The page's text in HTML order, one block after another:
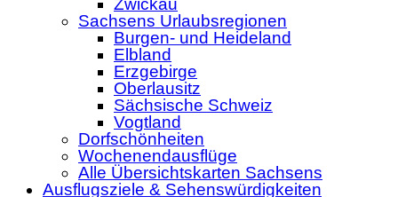
Sachsens Urlaubsregionen
Burgen- und Heideland
Elbland
Erzgebirge
Oberlausitz
Sächsische Schweiz
Vogtland
Dorfschönheiten
Wochenendausflüge
Alle Übersichtskarten Sachsens
Ausflugsziele & Sehenswürdigkeiten